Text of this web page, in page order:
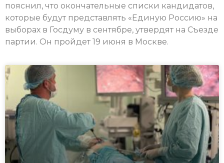
пояснил, что окончательные списки кандидатов,
которые будут представлять «Единую Россию» на
выборах в Госдуму в сентябре, утвердят на Съезде
партии. Он пройдет 19 июня в Москве.